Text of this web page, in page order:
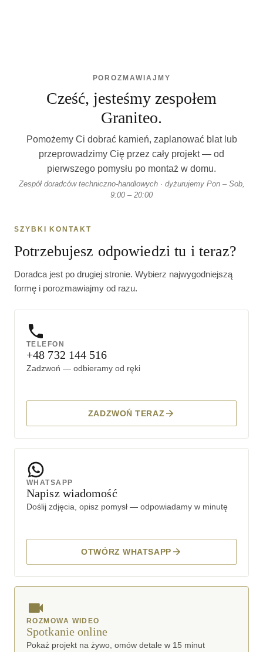
POROZMAWIAJMY
Cześć, jesteśmy zespołem
Graniteo.
Pomożemy Ci dobrać kamień, zaplanować blat lub
przeprowadzimy Cię przez cały projekt — od
pierwszego pomysłu po montaż w domu.
Zespół doradców techniczno-handlowych · dyżurujemy Pon – Sob,
9:00 – 20:00
SZYBKI KONTAKT
Potrzebujesz odpowiedzi tu i teraz?
Doradca jest po drugiej stronie. Wybierz najwygodniejszą
formę i porozmawiajmy od razu.
TELEFON
+48 732 144 516
Zadzwoń — odbieramy od ręki
ZADZWOŃ TERAZ
WHATSAPP
Napisz wiadomość
Doślij zdjęcia, opisz pomysł — odpowiadamy w minutę
OTWÓRZ WHATSAPP
ROZMOWA WIDEO
Spotkanie online
Pokaż projekt na żywo, omów detale w 15 minut